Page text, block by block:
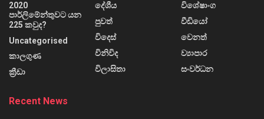
2020
පාර්ලිමේන්තුවට යන
225 කවුද?
Uncategorised
කාලගුණ
ක්‍රීඩා
දේශීය
පුවත්
විදෙස්
විනිවිද
විලාසිතා
විශේෂාංග
වීඩියෝ
වෙනත්
ව්‍යාපාර
සංවර්ධන
Recent News